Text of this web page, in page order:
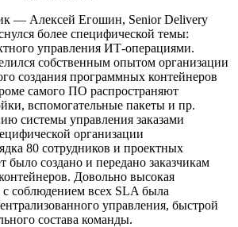
— Алексей Егошин, Senior Delivery
более специфической темы:
управления ИТ-операциями.
собственным опытом организации
создания программных контейнеров
самого ПО распространяют
вспомогательные пакеты и пр.
системы управления заказами
организации
80 сотрудников и проектных
было создано и передано заказчикам
Довольно высокая
с соблюдением всех SLA была
управления, быстрой
состава команды.